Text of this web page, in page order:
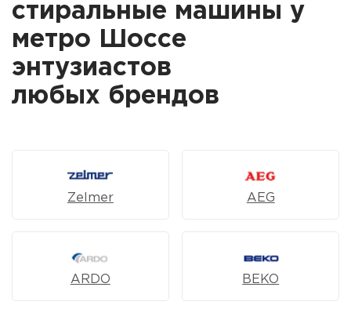
стиральные машины у
метро Шоссе
энтузиастов
любых брендов
Zelmer AEG
ARDO BEKO